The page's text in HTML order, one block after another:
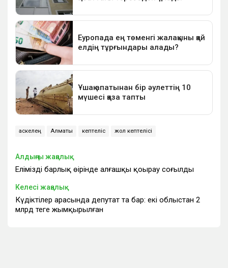
Қаскелең Алматы кептеліс жол кептелісі
Алдыңғы жаңалық
Еліміздің барлық өңірінде алғашқы қоңырау соғылды
Келесі жаңалық
Күдіктілер арасында депутат та бар: екі облыстан 2
млрд теңге жымқырылған